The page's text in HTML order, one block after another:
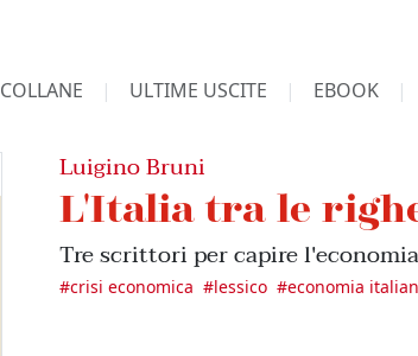
COLLANE ULTIME USCITE EBOOK
Luigino Bruni
L'Italia tra le
Tre scrittori per capire
#crisi economica #lessico #economia